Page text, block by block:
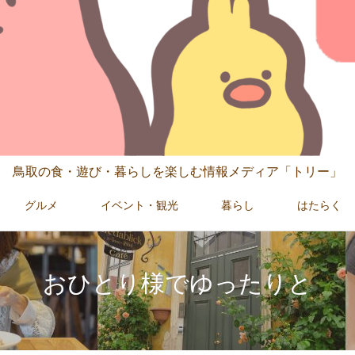
鳥取の食・遊び・暮らしを楽しむ情報メディア「トリー」
グルメ イベント・観光 暮らし はたらく
おひとり様でゆったりと